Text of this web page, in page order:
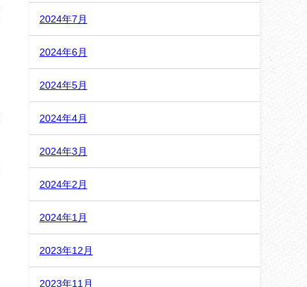
2024年7月
2024年6月
2024年5月
2024年4月
2024年3月
2024年2月
2024年1月
2023年12月
2023年11月